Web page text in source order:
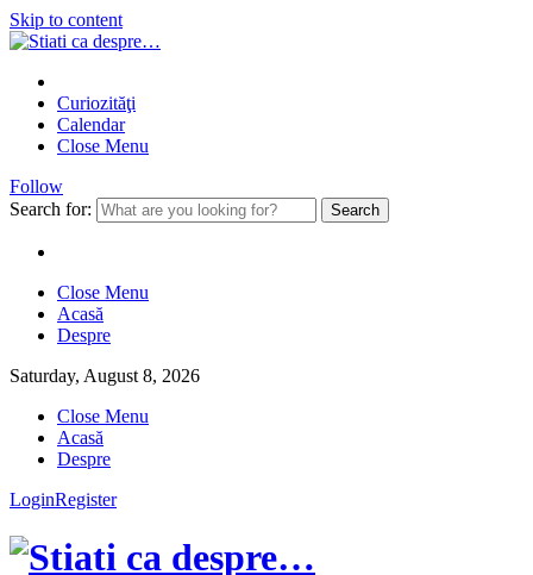
Skip to content
Curiozităţi
Calendar
Close Menu
Follow
Search for:
Close Menu
Acasă
Despre
Saturday, August 8, 2026
Close Menu
Acasă
Despre
LoginRegister